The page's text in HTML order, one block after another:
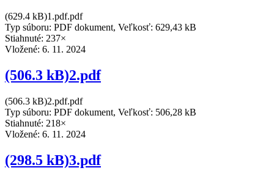
(629.4 kB)1.pdf.pdf
Typ súboru: PDF dokument, Veľkosť: 629,43 kB
Stiahnuté: 237×
Vložené: 6. 11. 2024
(506.3 kB)2.pdf
(506.3 kB)2.pdf.pdf
Typ súboru: PDF dokument, Veľkosť: 506,28 kB
Stiahnuté: 218×
Vložené: 6. 11. 2024
(298.5 kB)3.pdf